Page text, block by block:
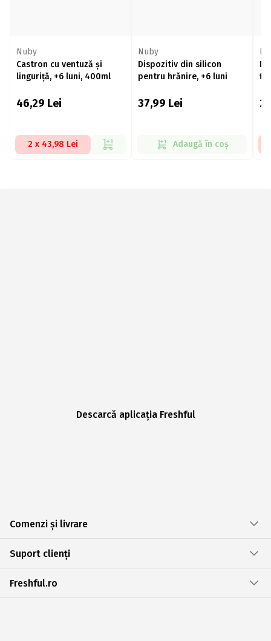
Nuby
Castron cu ventuză și
linguriță, +6 luni, 400ml
46,29 Lei
2 x 43,98 Lei
Nuby
Dispozitiv din silicon
pentru hrănire, +6 luni
37,99 Lei
Adaugă în coș
Descarcă aplicația Freshful
Comenzi și livrare
Suport clienți
Freshful.ro